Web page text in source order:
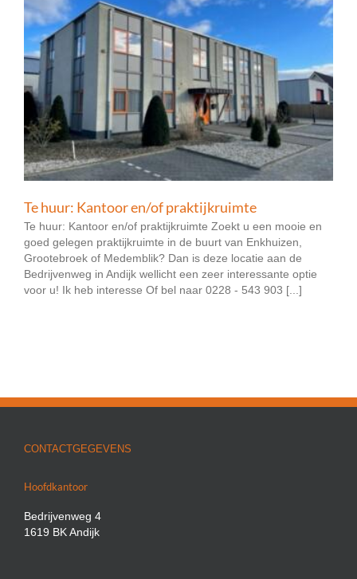
Te huur: Kantoor en/of praktijkruimte
Te huur: Kantoor en/of praktijkruimte Zoekt u een mooie en
goed gelegen praktijkruimte in de buurt van Enkhuizen,
Grootebroek of Medemblik? Dan is deze locatie aan de
Bedrijvenweg in Andijk wellicht een zeer interessante optie
voor u! Ik heb interesse Of bel naar 0228 - 543 903 [...]
CONTACTGEGEVENS
Hoofdkantoor
Bedrijvenweg 4
1619 BK Andijk